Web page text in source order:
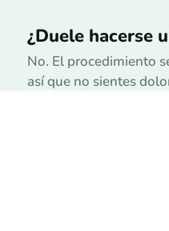
¿Duele hacerse
No. El procedimiento
así que no sientes